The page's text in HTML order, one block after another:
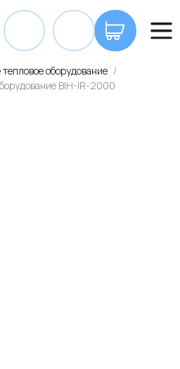
+7
оборудование
BIH-IR-2000